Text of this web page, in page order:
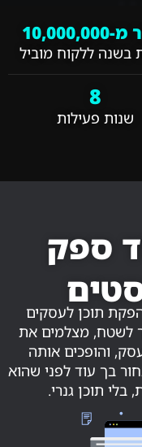
בשנה ללקוח מוביל
8
שנות פעילות
ספק
תוכן לעסקים
לשטח, מצלמים את
והופכים אותה
בך עוד לפני שהוא
בלי תוכן גנרי.